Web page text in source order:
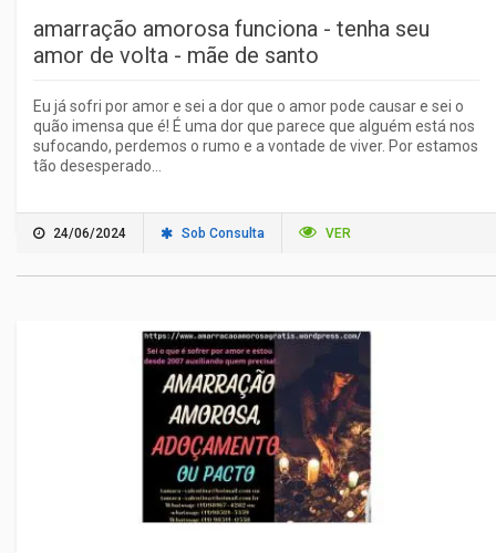
amarração amorosa funciona - tenha seu
amor de volta - mãe de santo
Eu já sofri por amor e sei a dor que o amor pode causar e sei o
quão imensa que é! É uma dor que parece que alguém está nos
sufocando, perdemos o rumo e a vontade de viver. Por estamos
tão desesperado...
24/06/2024 Sob Consulta VER